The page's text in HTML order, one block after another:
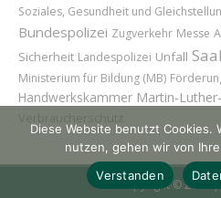
Soziales, Gesundheit und
Bundespolizei Zugverkehr Messe
Sicherheit Landespolizei Unfall
Ministerium für Bildung (MB)
Handwerkskammer Martin-
Copyright © 2026 |
Diese Website benutzt Cookies.
nutzen, gehen wir von
Verstanden